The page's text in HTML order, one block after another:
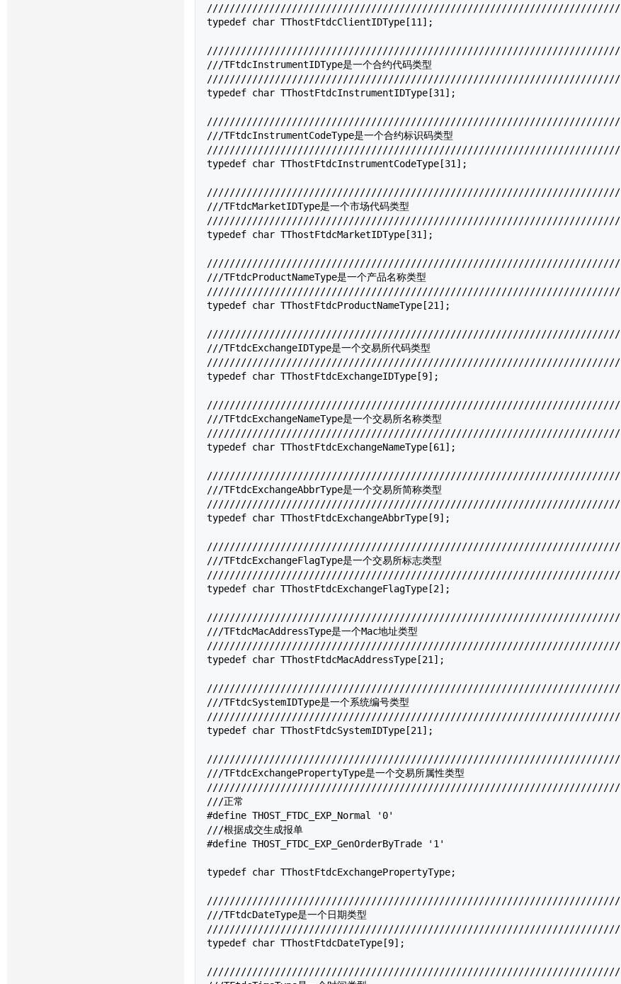
/////////////////////////////////////////////////////////////////////////
typedef char TThostFtdcClientIDType [11];
/////////////////////////////////////////////////////////////////////////
///TFtdcInstrumentIDType是一个合约代码类型
/////////////////////////////////////////////////////////////////////////
typedef char TThostFtdcInstrumentIDType [31];
/////////////////////////////////////////////////////////////////////////
///TFtdcInstrumentCodeType是一个合约标识码类型
/////////////////////////////////////////////////////////////////////////
typedef char TThostFtdcInstrumentCodeType [31];
/////////////////////////////////////////////////////////////////////////
///TFtdcMarketIDType是一个市场代码类型
/////////////////////////////////////////////////////////////////////////
typedef char TThostFtdcMarketIDType [31];
/////////////////////////////////////////////////////////////////////////
///TFtdcProductNameType是一个产品名称类型
/////////////////////////////////////////////////////////////////////////
typedef char TThostFtdcProductNameType [21];
/////////////////////////////////////////////////////////////////////////
///TFtdcExchangeIDType是一个交易所代码类型
/////////////////////////////////////////////////////////////////////////
typedef char TThostFtdcExchangeIDType [9];
/////////////////////////////////////////////////////////////////////////
///TFtdcExchangeNameType是一个交易所名称类型
/////////////////////////////////////////////////////////////////////////
typedef char TThostFtdcExchangeNameType [61];
/////////////////////////////////////////////////////////////////////////
///TFtdcExchangeAbbrType是一个交易所简称类型
/////////////////////////////////////////////////////////////////////////
typedef char TThostFtdcExchangeAbbrType [9];
/////////////////////////////////////////////////////////////////////////
///TFtdcExchangeFlagType是一个交易所标志类型
/////////////////////////////////////////////////////////////////////////
typedef char TThostFtdcExchangeFlagType [2];
/////////////////////////////////////////////////////////////////////////
///TFtdcMacAddressType是一个Mac地址类型
/////////////////////////////////////////////////////////////////////////
typedef char TThostFtdcMacAddressType [21];
/////////////////////////////////////////////////////////////////////////
///TFtdcSystemIDType是一个系统编号类型
/////////////////////////////////////////////////////////////////////////
typedef char TThostFtdcSystemIDType [21];
/////////////////////////////////////////////////////////////////////////
///TFtdcExchangePropertyType是一个交易所属性类型
/////////////////////////////////////////////////////////////////////////
///正常
#define THOST_FTDC_EXP_Normal '0'
///根据成交生成报单
#define THOST_FTDC_EXP_GenOrderByTrade '1'
typedef char TThostFtdcExchangePropertyType;
/////////////////////////////////////////////////////////////////////////
///TFtdcDateType是一个日期类型
/////////////////////////////////////////////////////////////////////////
typedef char TThostFtdcDateType [9];
/////////////////////////////////////////////////////////////////////////